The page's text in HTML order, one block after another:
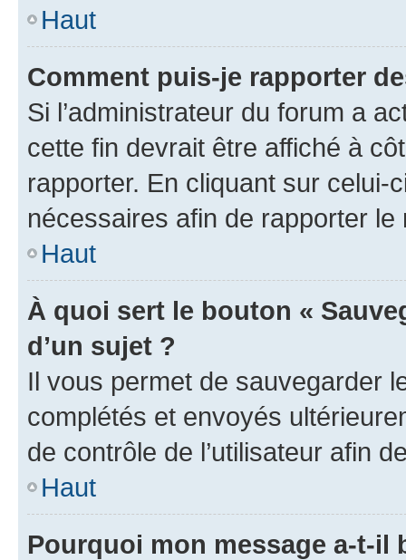
Haut
Comment puis-je rapporter
Si l’administrateur du forum a
cette fin devrait être affiché à
rapporter. En cliquant sur
nécessaires afin de rapporter le
Haut
À quoi sert le bouton «
d’un sujet ?
Il vous permet de sauvegarder
complétés et envoyés
de contrôle de l’utilisateur afin
Haut
Pourquoi mon message a-t-il